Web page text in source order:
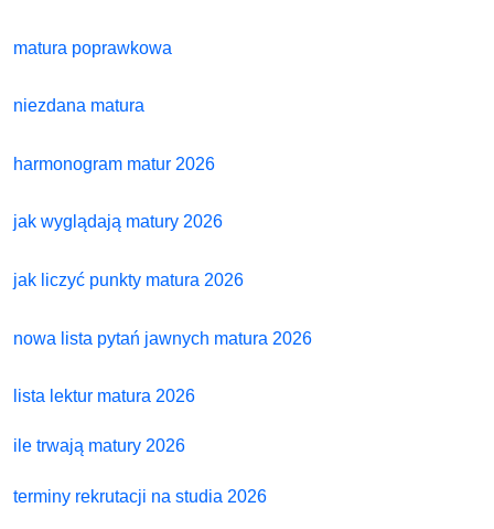
matura poprawkowa
niezdana matura
harmonogram matur 2026
jak wyglądają matury 2026
jak liczyć punkty matura 2026
nowa lista pytań jawnych matura 2026
lista lektur matura 2026
ile trwają matury 2026
terminy rekrutacji na studia 2026